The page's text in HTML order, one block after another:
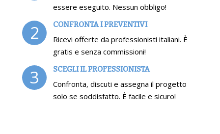
essere eseguito. Nessun obbligo!
2 CONFRONTA I PREVENTIVI
Ricevi offerte da professionisti italiani. È
gratis e senza commissioni!
3 SCEGLI IL PROFESSIONISTA
Confronta, discuti e assegna il progetto
solo se soddisfatto. È facile e sicuro!